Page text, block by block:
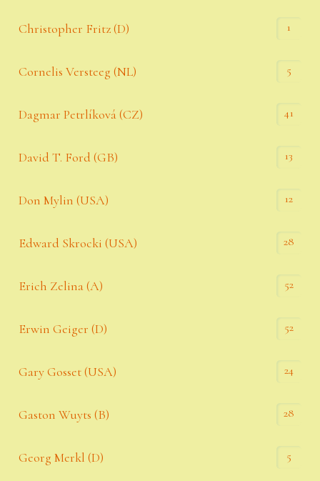
Christopher Fritz (D) 1
Cornelis Versteeg (NL) 5
Dagmar Petrlíková (CZ) 41
David T. Ford (GB) 13
Don Mylin (USA) 12
Edward Skrocki (USA) 28
Erich Zelina (A) 52
Erwin Geiger (D) 52
Gary Gosset (USA) 24
Gaston Wuyts (B) 28
Georg Merkl (D) 5